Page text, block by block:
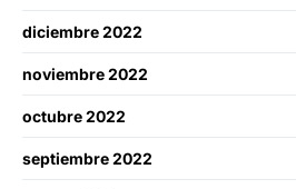
diciembre 2022
noviembre 2022
octubre 2022
septiembre 2022